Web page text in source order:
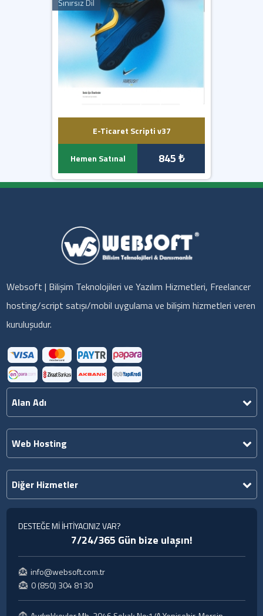
Sınırsız Dil
E-Ticaret Scripti v37
Hemen Satınal 845 ₺
Websoft | Bilişim Teknolojileri ve Yazılım Hizmetleri, Freelancer
hosting/script satışı/mobil uygulama ve bilişim hizmetleri veren
kuruluşudur.
Alan Adı
Web Hosting
Diğer Hizmetler
DESTEĞE Mİ İHTİYACINIZ VAR?
7/24/365 Gün bize ulaşın!
info@websoft.com.tr
0 (850) 304 8130